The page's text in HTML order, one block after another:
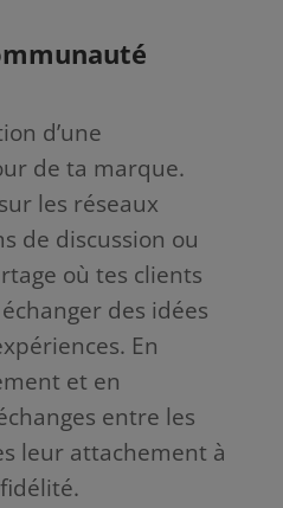
d’une
de ta marque.
les réseaux
de discussion ou
où tes clients
des idées
En
et en
entre les
leur attachement à